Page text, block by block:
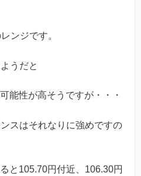
ンジです。
うだと
能性が高そうですが・・・
スはそれなりに強めですの
と105.70円付近、106.30円